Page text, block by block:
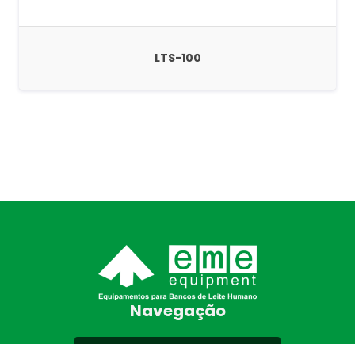
LTS-100
Navegação